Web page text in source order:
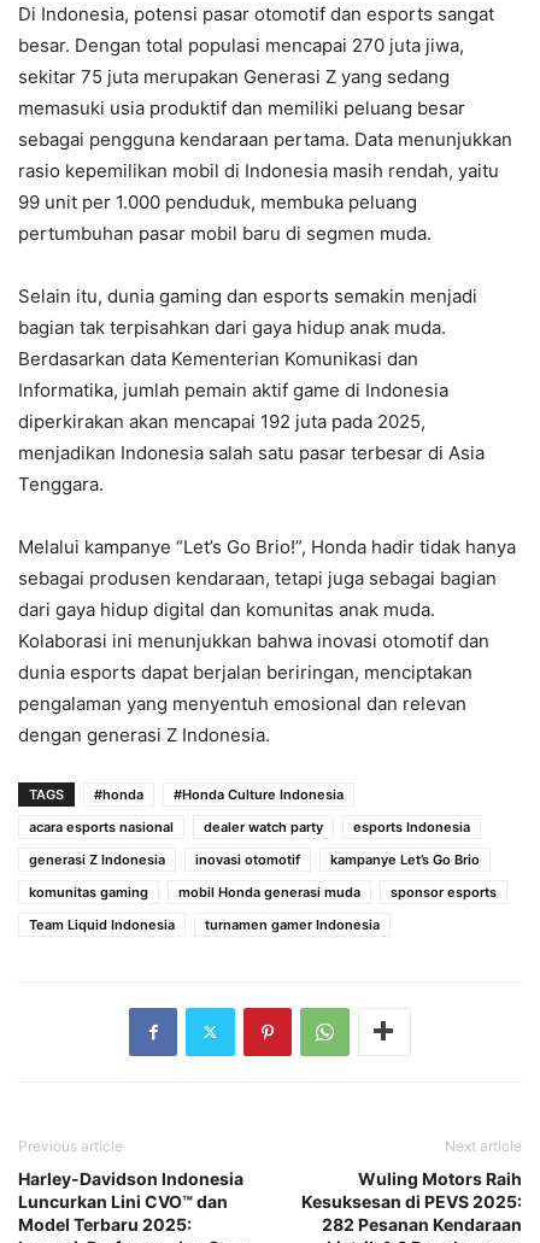
Di Indonesia, potensi pasar otomotif dan esports sangat
besar. Dengan total populasi mencapai 270 juta jiwa,
sekitar 75 juta merupakan Generasi Z yang sedang
memasuki usia produktif dan memiliki peluang besar
sebagai pengguna kendaraan pertama. Data menunjukkan
rasio kepemilikan mobil di Indonesia masih rendah, yaitu
99 unit per 1.000 penduduk, membuka peluang
pertumbuhan pasar mobil baru di segmen muda.
Selain itu, dunia gaming dan esports semakin menjadi
bagian tak terpisahkan dari gaya hidup anak muda.
Berdasarkan data Kementerian Komunikasi dan
Informatika, jumlah pemain aktif game di Indonesia
diperkirakan akan mencapai 192 juta pada 2025,
menjadikan Indonesia salah satu pasar terbesar di Asia
Tenggara.
Melalui kampanye “Let’s Go Brio!”, Honda hadir tidak hanya
sebagai produsen kendaraan, tetapi juga sebagai bagian
dari gaya hidup digital dan komunitas anak muda.
Kolaborasi ini menunjukkan bahwa inovasi otomotif dan
dunia esports dapat berjalan beriringan, menciptakan
pengalaman yang menyentuh emosional dan relevan
dengan generasi Z Indonesia.
TAGS #honda
#Honda Culture Indonesia
acara esports nasional
dealer watch party
esports Indonesia
generasi Z Indonesia
inovasi otomotif
kampanye Let’s Go Brio
komunitas gaming
mobil Honda generasi muda
sponsor esports
Team Liquid Indonesia
turnamen gamer Indonesia
Previous article
Harley-Davidson Indonesia
Luncurkan Lini CVO™ dan
Model Terbaru 2025:
Next article
Wuling Motors Raih
Kesuksesan di PEVS 2025:
282 Pesanan Kendaraan